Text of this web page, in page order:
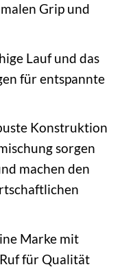
Grip und
Lauf und das
für entspannte
Konstruktion
sorgen
machen den
Marke mit
für Qualität